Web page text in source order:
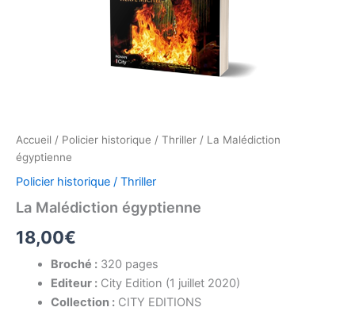
Accueil / Policier historique / Thriller / La Malédiction
égyptienne
Policier historique / Thriller
La Malédiction égyptienne
18,00€
Broché :320 pages
Editeur :City Edition (1 juillet 2020)
Collection :CITY EDITIONS